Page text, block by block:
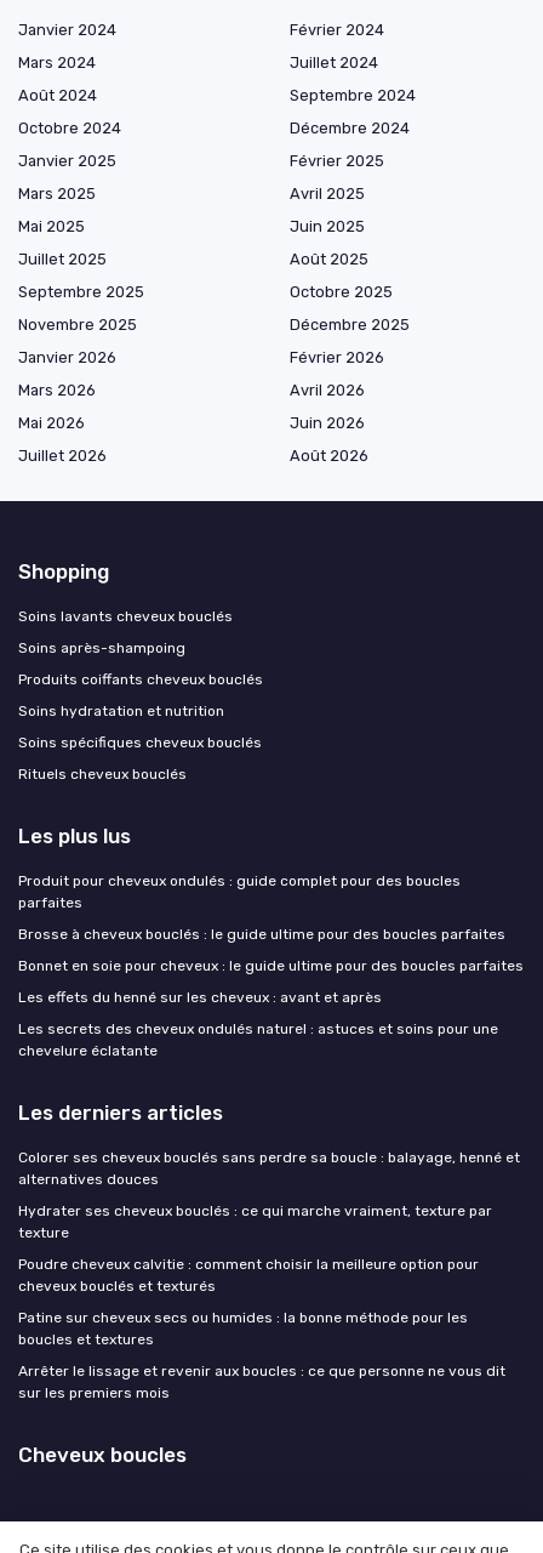
Janvier 2024
Février 2024
Mars 2024
Juillet 2024
Août 2024
Septembre 2024
Octobre 2024
Décembre 2024
Janvier 2025
Février 2025
Mars 2025
Avril 2025
Mai 2025
Juin 2025
Juillet 2025
Août 2025
Septembre 2025
Octobre 2025
Novembre 2025
Décembre 2025
Janvier 2026
Février 2026
Mars 2026
Avril 2026
Mai 2026
Juin 2026
Juillet 2026
Août 2026
Shopping
Soins lavants cheveux bouclés
Soins après-shampoing
Produits coiffants cheveux bouclés
Soins hydratation et nutrition
Soins spécifiques cheveux bouclés
Rituels cheveux bouclés
Les plus lus
Produit pour cheveux ondulés : guide complet pour des boucles
parfaites
Brosse à cheveux bouclés : le guide ultime pour des boucles parfaites
Bonnet en soie pour cheveux : le guide ultime pour des boucles parfaites
Les effets du henné sur les cheveux : avant et après
Les secrets des cheveux ondulés naturel : astuces et soins pour une
chevelure éclatante
Les derniers articles
Colorer ses cheveux bouclés sans perdre sa boucle : balayage, henné et
alternatives douces
Hydrater ses cheveux bouclés : ce qui marche vraiment, texture par
texture
Poudre cheveux calvitie : comment choisir la meilleure option pour
cheveux bouclés et texturés
Patine sur cheveux secs ou humides : la bonne méthode pour les
boucles et textures
Arrêter le lissage et revenir aux boucles : ce que personne ne vous dit
sur les premiers mois
Cheveux boucles